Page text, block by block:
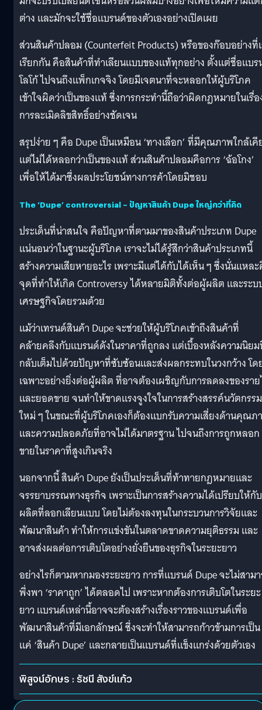
ต่าง และมักจะใช้ชื่อแบรนด์ของตัวเองอย่างเปิดเผย
ส่วนสินค้าปลอม (Counterfeit Products) หรือของก๊อบอย่างที่
เรียกกัน คือสินค้าที่ทำเลียนแบบของแท้ทุกอย่าง ตั้งแต่ชื่อแบ
โลโก้ ไปจนถึงแพ็กเกจจิง โดยมีเจตนาที่จะหลอกให้ผู้บริโภค
เข้าใจผิดว่าเป็นของแท้ ซึ่งการกระทำนี้ถือว่าผิดกฎหมายในเรื่
การละเมิดลิขสิทธิ์อย่างชัดเจน
สรุปง่าย ๆ คือ Dupe เป็นเหมือน ‘ทางเลือก’ ที่มีคุณภาพใกล้เคี
แต่ไม่ได้หลอกว่าเป็นของแท้ ส่วนสินค้าปลอมคือการ ‘ฉ้อโกง’
เพื่อให้ได้มาซึ่งผลประโยชน์ทางการค้าโดยมิชอบ
The ‘Dupe’ controversial – ปัญหาสินค้า Dupe ใหญ่กว่าที่คิด
ประเด็นที่น่าสนใจ คือปัญหาที่ตามมาของสินค้าประเภท Dupe
แน่นอนว่าในฐานะผู้บริโภค เราจะไม่ได้รู้สึกว่าสินค้าประเภทนี้
สร้างความเสียหายอะไร เพราะมีแต่ได้กับได้เห็น ๆ ซึ่งนั่นแหล
จุดที่ทำให้เกิด Controversy ได้หลายมิติทั้งต่อผู้ผลิต และระบ
เศรษฐกิจโดยรวมด้วย
แม้ว่าเทรนด์สินค้า Dupe จะช่วยให้ผู้บริโภคเข้าถึงสินค้าที่
คล้ายคลึงกับแบรนด์ดังในราคาที่ถูกลง แต่เบื้องหลังความนิย
กลับเต็มไปด้วยปัญหาที่ซับซ้อนและส่งผลกระทบในวงกว้าง โด
เฉพาะอย่างยิ่งต่อผู้ผลิต ที่อาจต้องเผชิญกับการลดลงของรา
และยอดขาย จนทำให้ขาดแรงจูงใจในการสร้างสรรค์นวัตกรรม
ใหม่ ๆ ในขณะที่ผู้บริโภคเองก็ต้องแบกรับความเสี่ยงด้านคุณภ
และความปลอดภัยที่อาจไม่ได้มาตรฐาน ไปจนถึงการถูกหลอก
ขายในราคาที่สูงเกินจริง
นอกจากนี้ สินค้า Dupe ยังเป็นประเด็นที่ท้าทายกฎหมายและ
จรรยาบรรณทางธุรกิจ เพราะเป็นการสร้างความได้เปรียบให้กั
ผลิตที่ลอกเลียนแบบ โดยไม่ต้องลงทุนในกระบวนการวิจัยและ
พัฒนาสินค้า ทำให้การแข่งขันในตลาดขาดความยุติธรรม และ
อาจส่งผลต่อการเติบโตอย่างยั่งยืนของธุรกิจในระยะยาว
อย่างไรก็ตามหากมองระยะยาว การที่แบรนด์ Dupe จะไม่สาม
พึ่งพา ‘ราคาถูก’ ได้ตลอดไป เพราะหากต้องการเติบโตในระยะ
ยาว แบรนด์เหล่านี้อาจจะต้องสร้างเรื่องราวของแบรนด์เพื่อ
พัฒนาสินค้าที่มีเอกลักษณ์ ซึ่งจะทำให้สามารถก้าวข้ามการเป็น
แค่ ‘สินค้า Dupe’ และกลายเป็นแบรนด์ที่แข็งแกร่งด้วยตัวเอง
พิสูจน์อักษร : รัชนี สังข์แก้ว